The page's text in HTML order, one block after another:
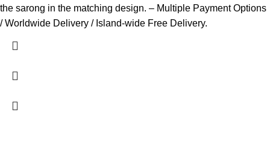
the sarong in the matching design. – Multiple Payment Options
/ Worldwide Delivery / Island-wide Free Delivery.